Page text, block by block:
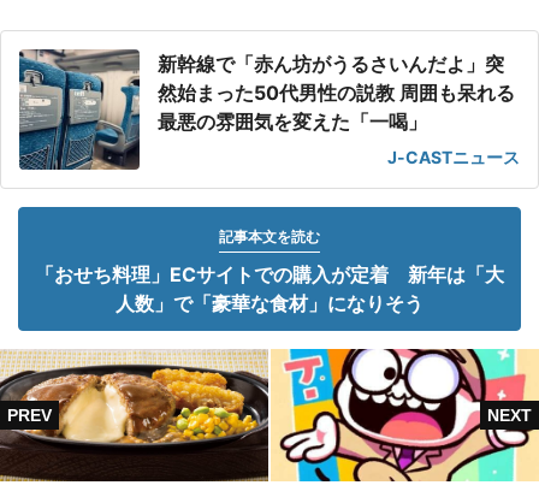
新幹線で「赤ん坊がうるさいんだよ」突
然始まった50代男性の説教 周囲も呆れる
最悪の雰囲気を変えた「一喝」
J-CASTニュース
記事本文を読む
「おせち料理」ECサイトでの購入が定着 新年は「大
人数」で「豪華な食材」になりそう